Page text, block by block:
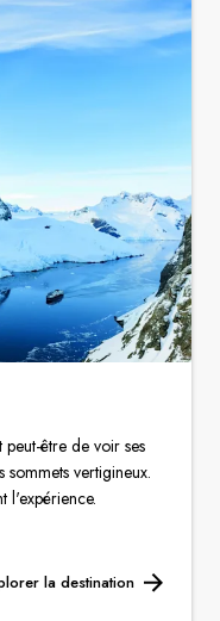
être de voir ses
sommets vertigineux.
l'expérience.
la destination